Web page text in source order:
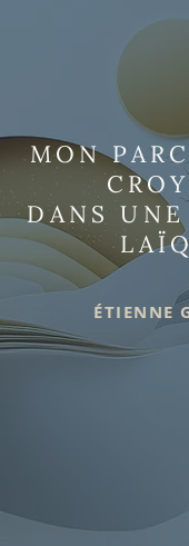
MON
DANS
ÉTIENNE